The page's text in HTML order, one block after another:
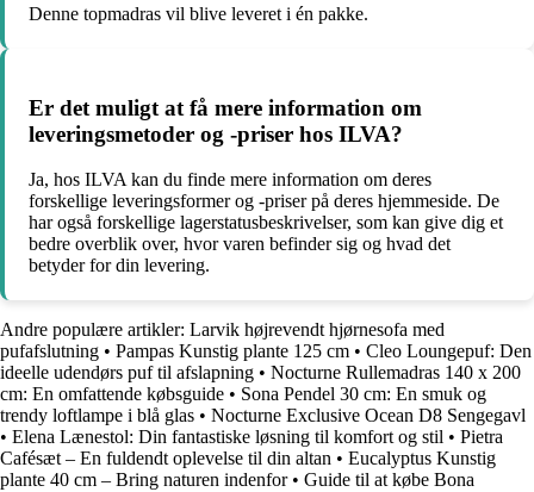
Denne topmadras vil blive leveret i én pakke.
Er det muligt at få mere information om
leveringsmetoder og -priser hos ILVA?
Ja, hos ILVA kan du finde mere information om deres
forskellige leveringsformer og -priser på deres hjemmeside. De
har også forskellige lagerstatusbeskrivelser, som kan give dig et
bedre overblik over, hvor varen befinder sig og hvad det
betyder for din levering.
Andre populære artikler: Larvik højrevendt hjørnesofa med
pufafslutning • Pampas Kunstig plante 125 cm • Cleo Loungepuf: Den
ideelle udendørs puf til afslapning • Nocturne Rullemadras 140 x 200
cm: En omfattende købsguide • Sona Pendel 30 cm: En smuk og
trendy loftlampe i blå glas • Nocturne Exclusive Ocean D8 Sengegavl
• Elena Lænestol: Din fantastiske løsning til komfort og stil • Pietra
Cafésæt – En fuldendt oplevelse til din altan • Eucalyptus Kunstig
plante 40 cm – Bring naturen indenfor• Guide til at købe Bona